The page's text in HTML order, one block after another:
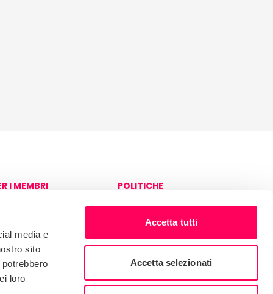
media e
sito
loro
Accetta tutti
Accetta selezionati
I MEMBRI
POLITICHE
Governo